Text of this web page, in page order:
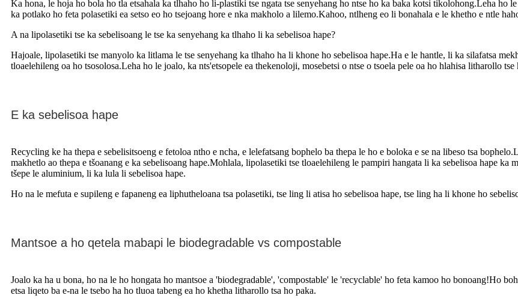
Ka hona, le hoja ho bola ho tla etsahala ka tlhaho ho li-plastiki tse ngata tse senyehang ho ntse ho ka baka kotsi tikolohong.Leha ho
ka potlako ho feta polasetiki ea setso eo ho tsejoang hore e nka makholo a lilemo.Kahoo, ntlheng eo li bonahala e le khetho e ntle
A na lipolasetiki tse ka sebelisoang le tse ka senyehang ka tlhaho li ka sebelisoa hape?
Hajoale, lipolasetiki tse manyolo ka litlama le tse senyehang ka tlhaho ha li khone ho sebelisoa hape.Ha e le hantle, li ka silafatsa
tloaelehileng oa ho tsosolosa.Leha ho le joalo, ka nts'etsopele ea thekenoloji, mosebetsi o ntse o tsoela pele oa ho hlahisa litharollo tse
E ka sebelisoa hape
Recycling ke ha thepa e sebelisitsoeng e fetoloa ntho e ncha, e lelefatsang bophelo ba thepa le ho e boloka e se na libeso tsa
makhetlo ao thepa e tšoanang e ka sebelisoang hape.Mohlala, lipolasetiki tse tloaelehileng le pampiri hangata li ka sebelisoa hape ka
tšepe le aluminium, li ka lula li sebelisoa hape.
Ho na le mefuta e supileng e fapaneng ea liphutheloana tsa polasetiki, tse ling li atisa ho sebelisoa hape, tse ling ha li khone ho
Mantsoe a ho qetela mabapi le biodegradable vs compostable
Joalo ka ha u bona, ho na le ho hongata ho mantsoe a 'biodegradable', 'compostable' le 'recyclable' ho feta kamoo ho bonoang!Ho
etsa liqeto ba e-na le tsebo ha ho tluoa tabeng ea ho khetha litharollo tsa ho paka.